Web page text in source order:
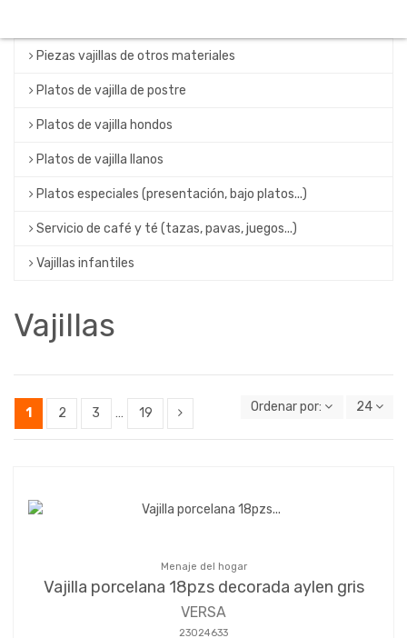
Piezas vajillas de otros materiales
Platos de vajilla de postre
Platos de vajilla hondos
Platos de vajilla llanos
Platos especiales (presentación, bajo platos...)
Servicio de café y té (tazas, pavas, juegos...)
Vajillas infantiles
Vajillas
1 2 3 … 19 Ordenar por: 24
Menaje del hogar
Vajilla porcelana 18pzs decorada aylen gris
VERSA
23024633